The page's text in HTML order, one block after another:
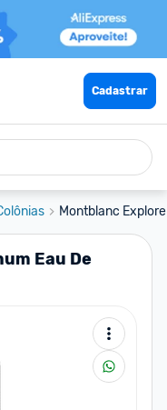
Cadastrar
Montblanc
Eau De